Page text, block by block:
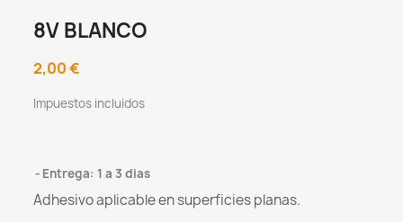
8V BLANCO
2,00 €
Impuestos incluidos
Entrega: 1 a 3 dias
Adhesivo aplicable en superficies planas.